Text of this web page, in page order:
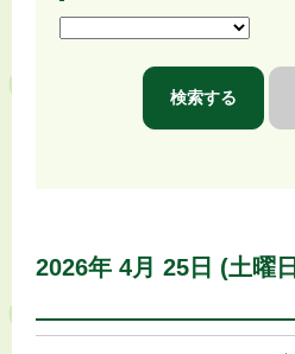
2026年 4月 25日 (土曜日